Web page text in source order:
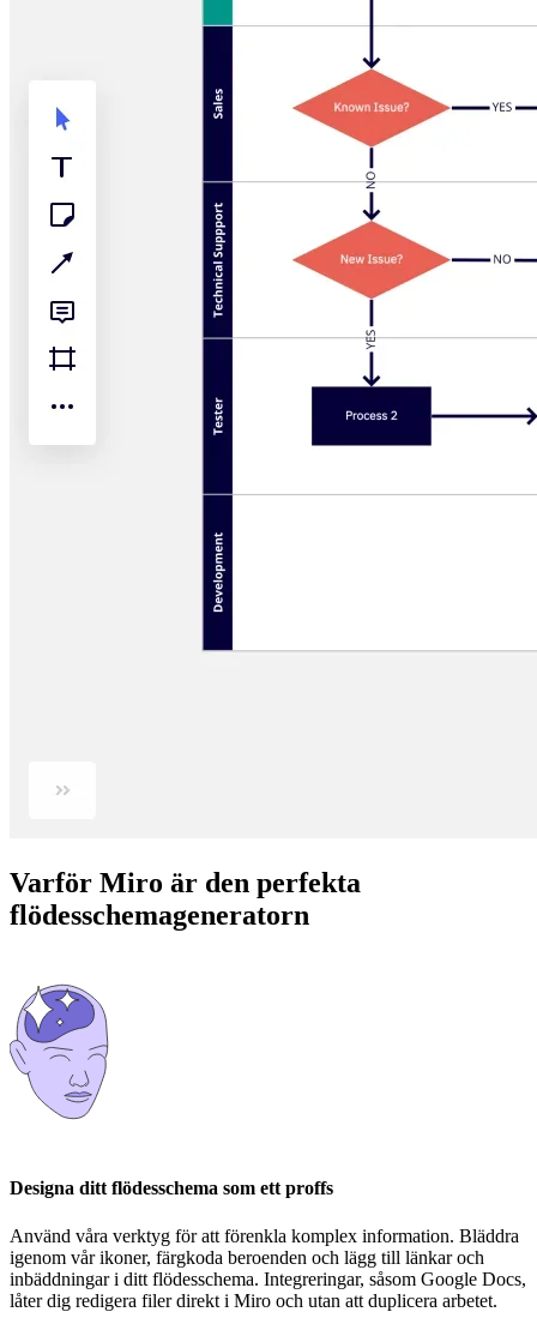
Varför Miro är den perfekta
flödesschemageneratorn
Designa ditt flödesschema som ett proffs
Använd våra verktyg för att förenkla komplex information. Bläddra
igenom vår ikoner, färgkoda beroenden och lägg till länkar och
inbäddningar i ditt flödesschema. Integreringar, såsom Google Docs,
låter dig redigera filer direkt i Miro och utan att duplicera arbetet.